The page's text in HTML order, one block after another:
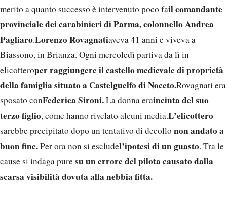
merito a quanto successo è intervenuto poco fail comandante
provinciale dei carabinieri di Parma, colonnello Andrea
Pagliaro.Lorenzo Rovagnatiaveva 41 anni e viveva a
Biassono, in Brianza. Ogni mercoledì partiva da lì in
elicotteroper raggiungere il castello medievale di proprietà
della famiglia situato a Castelguelfo di Noceto.Rovagnati era
sposato conFederica Sironi.La donna eraincinta del suo
terzo figlio, come hanno rivelato alcuni media.L’elicottero
sarebbe precipitato dopo un tentativo di decollo non andato a
buon fine.Per ora non si escludel’ipotesi di un guasto. Tra le
cause si indaga puresu un errore del pilota causato dalla
scarsa visibilità dovuta alla nebbia fitta.